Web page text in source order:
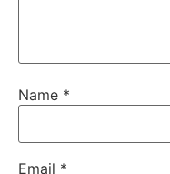
Name *
Email *